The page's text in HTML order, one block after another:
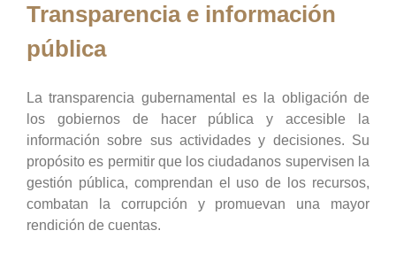
Transparencia e información
pública
La transparencia gubernamental es la obligación de
los gobiernos de hacer pública y accesible la
información sobre sus actividades y decisiones. Su
propósito es permitir que los ciudadanos supervisen la
gestión pública, comprendan el uso de los recursos,
combatan la corrupción y promuevan una mayor
rendición de cuentas.